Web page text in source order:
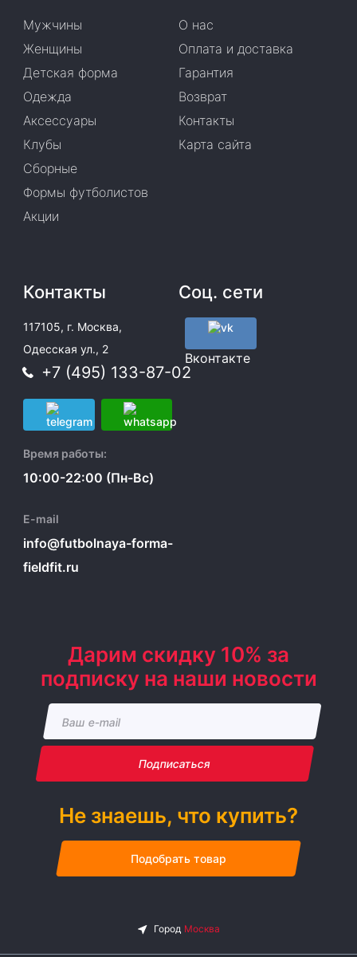
Мужчины
Женщины
Детская форма
Одежда
Аксессуары
Клубы
Сборные
Формы футболистов
Акции
О нас
Оплата и доставка
Гарантия
Возврат
Контакты
Карта сайта
Контакты
117105, г. Москва,
Одесская ул., 2
+7 (495) 133-87-02
Время работы:
10:00-22:00 (Пн-Вс)
E-mail
info@futbolnaya-forma-
fieldfit.ru
Соц. сети
Вконтакте
Дарим скидку 10% за
подписку на наши новости
Подписаться
Не знаешь, что купить?
Подобрать товар